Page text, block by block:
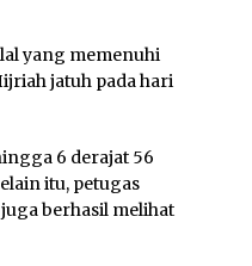
yang memenuhi
jatuh pada hari
6 derajat 56
itu, petugas
berhasil melihat